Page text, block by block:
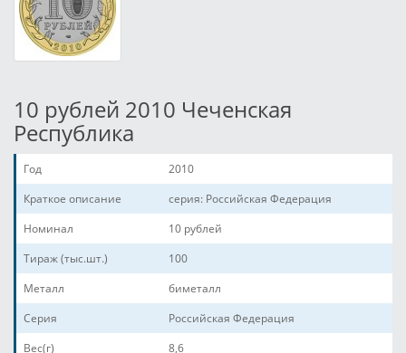
10 рублей 2010 Чеченская
Республика
Год
2010
Краткое описание
серия: Российская Федерация
Номинал
10 рублей
Тираж (тыс.шт.)
100
Металл
биметалл
Серия
Российская Федерация
Вес(г)
8,6